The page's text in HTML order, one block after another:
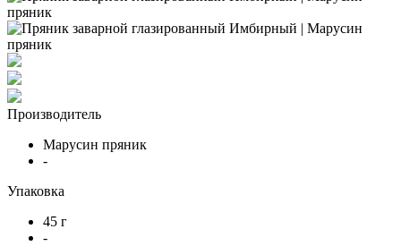
Производитель
Марусин пряник
-
Упаковка
45 г
-